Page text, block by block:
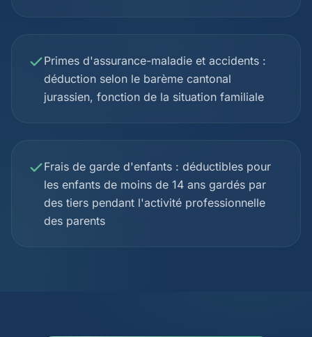
Primes d'assurance-maladie et accidents :
déduction selon le barème cantonal
jurassien, fonction de la situation familiale
Frais de garde d'enfants : déductibles pour
les enfants de moins de 14 ans gardés par
des tiers pendant l'activité professionnelle
des parents